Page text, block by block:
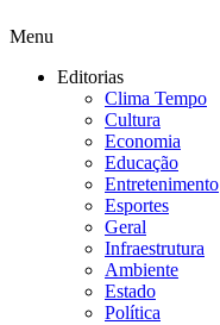
Menu
Editorias
Clima Tempo
Cultura
Economia
Educação
Entretenimento
Esportes
Geral
Infraestrutura
Ambiente
Estado
Política